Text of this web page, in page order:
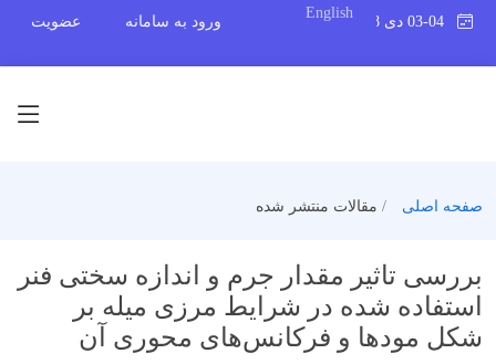
English
ورود به سامانه عضویت
صفحه اصلی مقالات منتشر شده
بررسی تاثیر مقدار جرم و اندازه سختی فنر
استفاده شده در شرایط مرزی میله بر
شکل مودها و فرکانس‌های محوری آن